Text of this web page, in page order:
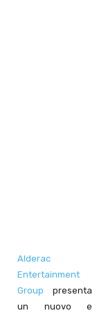
Alderac
Entertainment
Group presenta
un nuovo e